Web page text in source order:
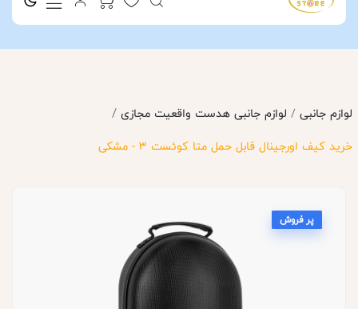
لوازم جانبی / لوازم جانبی هدست واقعیت مجازی /
خرید کیف اورجینال قابل حمل متا کوئست 3 - مشکی
پر فروش